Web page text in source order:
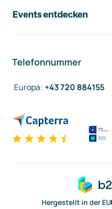
Events entdecken
Telefonnummer
Europa: +43 720 884155
Hergestellt in der EU